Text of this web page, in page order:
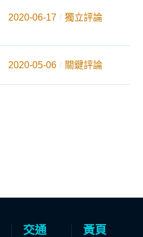
2020-06-17 獨立評論
2020-05-06 關鍵評論
交通 黃頁